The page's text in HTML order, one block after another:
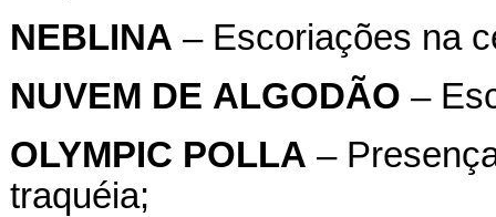
NEBLINA – Escoriações na
NUVEM DE ALGODÃO –
OLYMPIC POLLA –
traquéia;